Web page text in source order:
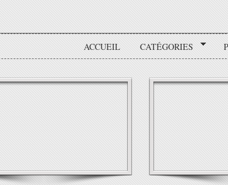
ACCUEIL CATÉGORIES